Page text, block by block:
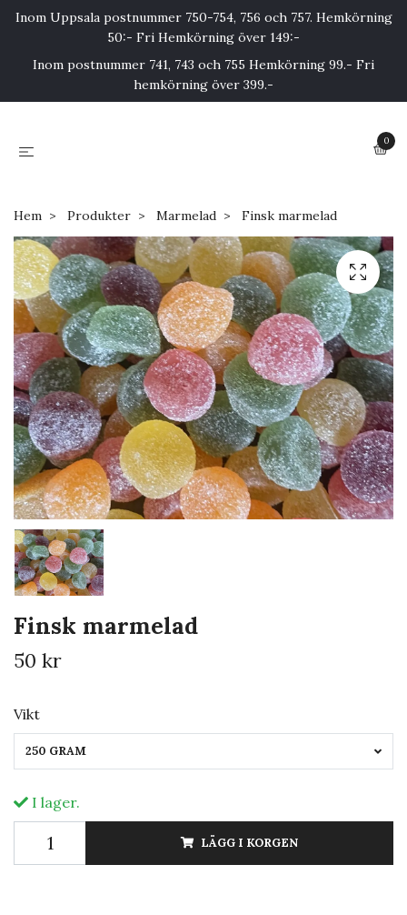
Inom Uppsala postnummer 750-754, 756 och 757. Hemkörning
50:- Fri Hemkörning över 149:-
Inom postnummer 741, 743 och 755 Hemkörning 99.- Fri
hemkörning över 399.-
0
Hem Produkter Marmelad Finsk marmelad
Finsk marmelad
50 kr
Vikt
250 GRAM
I lager.
LÄGG I KORGEN